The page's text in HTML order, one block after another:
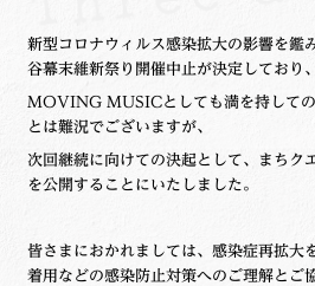
新型コロナウィルス感染拡大の影響を鑑
谷幕末維新祭り開催中止が決定しており、
MOVING MUSICとしても満を持しての
とは難況でございますが、
次回継続に向けての決起として、まちク
を公開することにいたしました。
皆さまにおかれましては、感染症再拡大
着用などの感染防止対策へのご理解とご